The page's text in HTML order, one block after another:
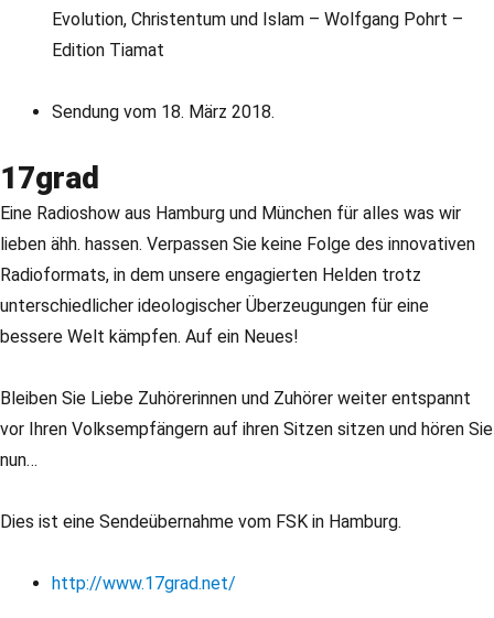
Evolution, Christentum und Islam – Wolfgang Pohrt –
Edition Tiamat
Sendung vom 18. März 2018.
17grad
Eine Radioshow aus Hamburg und München für alles was wir
lieben ähh. hassen. Verpassen Sie keine Folge des innovativen
Radioformats, in dem unsere engagierten Helden trotz
unterschiedlicher ideologischer Überzeugungen für eine
bessere Welt kämpfen. Auf ein Neues!
Bleiben Sie Liebe Zuhörerinnen und Zuhörer weiter entspannt
vor Ihren Volksempfängern auf ihren Sitzen sitzen und hören Sie
nun…
Dies ist eine Sendeübernahme vom FSK in Hamburg.
http://www.17grad.net/